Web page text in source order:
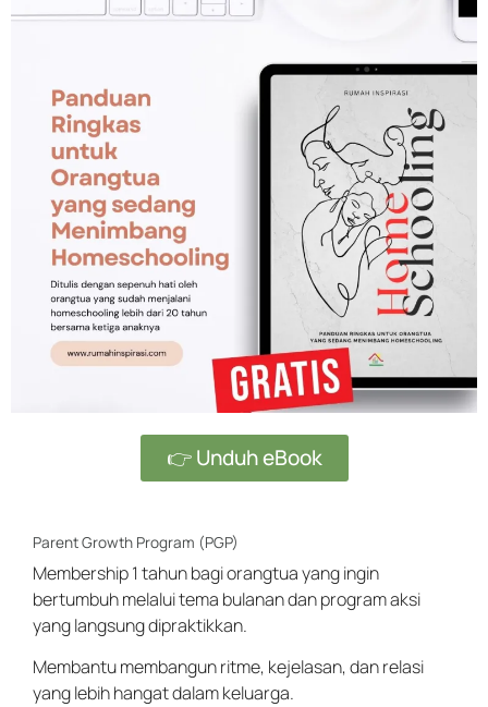
👉 Unduh eBook
Parent Growth Program (PGP)
Membership 1 tahun bagi orangtua yang ingin
bertumbuh melalui tema bulanan dan program aksi
yang langsung dipraktikkan.
Membantu membangun ritme, kejelasan, dan relasi
yang lebih hangat dalam keluarga.